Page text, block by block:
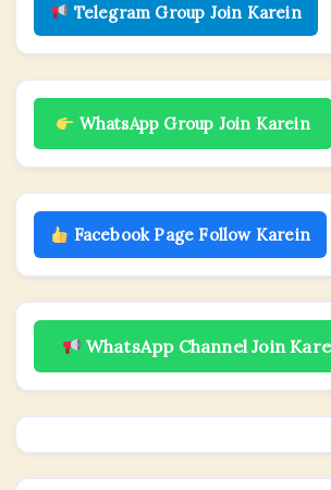
Telegram Group Join Karein
WhatsApp Group Join Karein
Facebook Page Follow Karein
WhatsApp Channel Join